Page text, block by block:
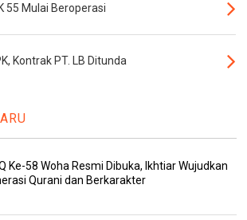
55 Mulai Beroperasi
Kontrak PT. LB Ditunda
Ke-58 Woha Resmi Dibuka, Ikhtiar Wujudkan
Qurani dan Berkarakter